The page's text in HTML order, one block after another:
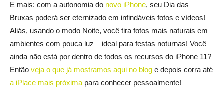
E mais: com a autonomia do novo iPhone, seu Dia das
Bruxas poderá ser eternizado em infindáveis fotos e vídeos!
Aliás, usando o modo Noite, você tira fotos mais naturais em
ambientes com pouca luz – ideal para festas noturnas! Você
ainda não está por dentro de todos os recursos do iPhone 11?
Então veja o que já mostramos aqui no blog e depois corra até
a iPlace mais próxima para conhecer pessoalmente!